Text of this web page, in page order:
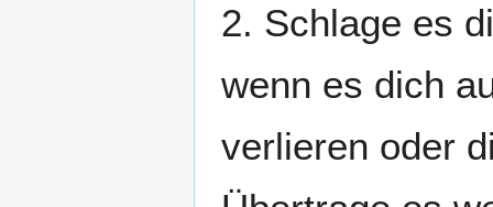
2. Schlage es
wenn es dich
verlieren oder